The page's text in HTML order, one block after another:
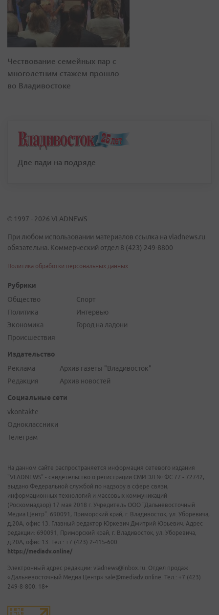
Чествование семейных пар с
многолетним стажем прошло
во Владивостоке
Две пади на подряде
© 1997 - 2026 VLADNEWS
При любом использовании материалов ссылка на vladnews.ru
обязательна. Коммерческий отдел 8 (423) 249-8800
Политика обработки персональных данных
Рубрики
Общество
Политика
Экономика
Происшествия
Спорт
Интервью
Город на ладони
Издательство
Реклама
Редакция
Архив газеты "Владивосток"
Архив новостей
Социальные сети
vkontakte
Одноклассники
Телеграм
На данном сайте распространяется информация сетевого издания
"VLADNEWS" - свидетельство о регистрации СМИ ЭЛ № ФС 77 - 72742,
выдано Федеральной службой по надзору в сфере связи,
информационных технологий и массовых коммуникаций
(Роскомнадзор) 17 мая 2018 г. Учредитель ООО "Дальневосточный
Медиа Центр". 690091, Приморский край, г. Владивосток, ул. Уборевича,
д.20А, офис 13. Главный редактор Юркевич Дмитрий Юрьевич. Адрес
редакции: 690091, Приморский край, г. Владивосток, ул. Уборевича,
д.20А, офис 13. Тел.: +7 (423) 2-415-600.
https://mediadv.online/
Электронный адрес редакции: vladnews@inbox.ru. Отдел продаж
«Дальневосточный Медиа Центр» sale@mediadv.online. Тел.: +7 (423)
249-8-800. 18+